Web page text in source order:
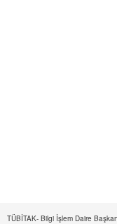
TÜBİTAK- Bilgi İşlem Daire